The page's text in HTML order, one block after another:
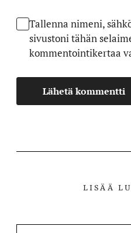
Tallenna nimeni,
sivustoni tähän
kommentointikertaa
LISÄÄ